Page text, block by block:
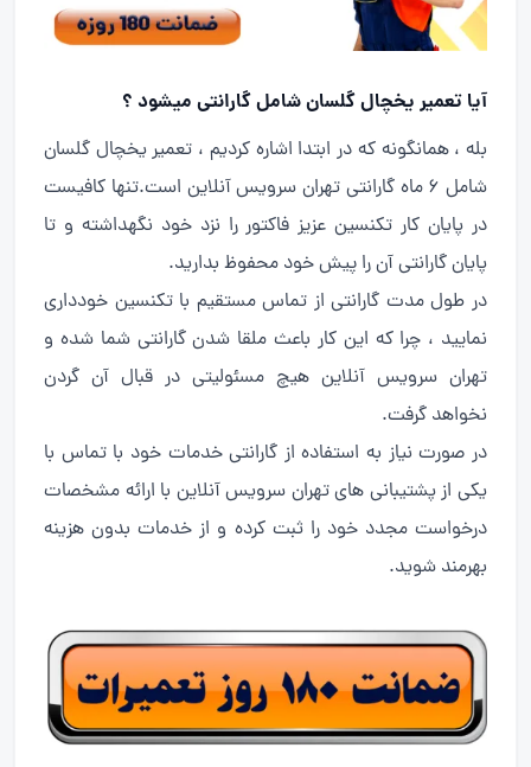
آیا تعمیر یخچال گلسان شامل گارانتی میشود ؟
بله ، همانگونه که در ابتدا اشاره کردیم ، تعمیر یخچال گلسان
شامل 6 ماه گارانتی تهران سرویس آنلاین است.تنها کافیست
در پایان کار تکنسین عزیز فاکتور را نزد خود نگهداشته و تا
پایان گارانتی آن را پیش خود محفوظ بدارید.
در طول مدت گارانتی از تماس مستقیم با تکنسین خودداری
نمایید ، چرا که این کار باعث ملقا شدن گارانتی شما شده و
تهران سرویس آنلاین هیچ مسئولیتی در قبال آن گردن
نخواهد گرفت.
در صورت نیاز به استفاده از گارانتی خدمات خود با تماس با
یکی از پشتیبانی های تهران سرویس آنلاین با ارائه مشخصات
درخواست مجدد خود را ثبت کرده و از خدمات بدون هزینه
بهرمند شوید.